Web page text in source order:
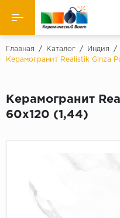
Назад
Керамическая плитка
Клинкер
Главная / Каталог / Индия /
Керамогранит Realistik Ginza
Керамогранит
60x120 (1,44)